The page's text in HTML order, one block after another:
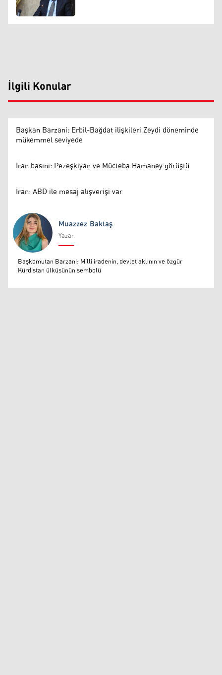
İlgili Konular
Başkan Barzani: Erbil-Bağdat ilişkileri Zeydi döneminde
mükemmel seviyede
İran basını: Pezeşkiyan ve Mücteba Hamaney görüştü
İran: ABD ile mesaj alışverişi var
Muazzez Baktaş
Muazzez Baktaş
Yazar
Başkomutan Barzani: Milli iradenin, devlet aklının ve özgür
Kürdistan ülküsünün sembolü